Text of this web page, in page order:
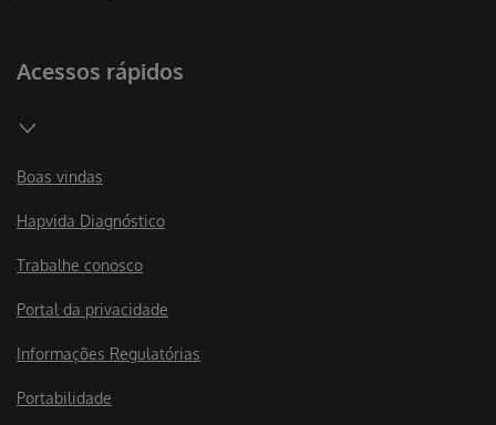
Acessos rápidos
Boas vindas
Hapvida Diagnóstico
Trabalhe conosco
Portal da privacidade
Informações Regulatórias
Portabilidade